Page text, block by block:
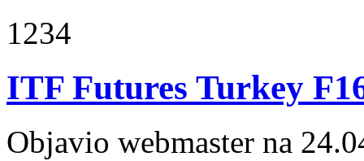
1234
ITF Futures Turkey
Objavio webmaster na